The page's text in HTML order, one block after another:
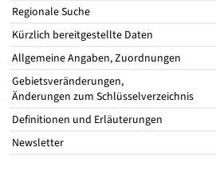
Regionale Suche
Kürzlich bereitgestellte Daten
Allgemeine Angaben, Zuordnungen
Gebietsveränderungen,
Änderungen zum Schlüsselverzeichnis
Definitionen und Erläuterungen
Newsletter